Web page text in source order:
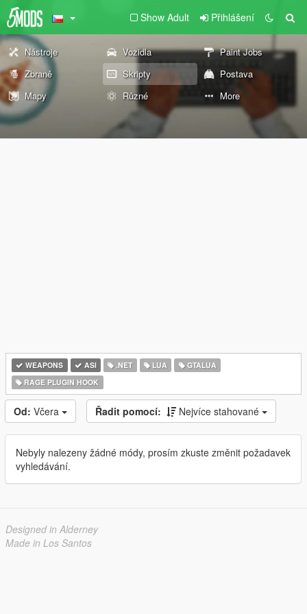
Show Adult Přihlášení
Nástroje Vozidla
Paint Jobs
Zbraně
Skripty
Postava
Mapy
Různé More
WEAPONS ASI .NET LUA
GTALUA
RAGE PLUGIN HOOK
Od: Včera Řadit pomocí: Nejvíce stahované
Nebyly nalezeny žádné módy, prosím zkuste změnit požadavek
vyhledávání.
Designed in Alderney
Made in Los Santos